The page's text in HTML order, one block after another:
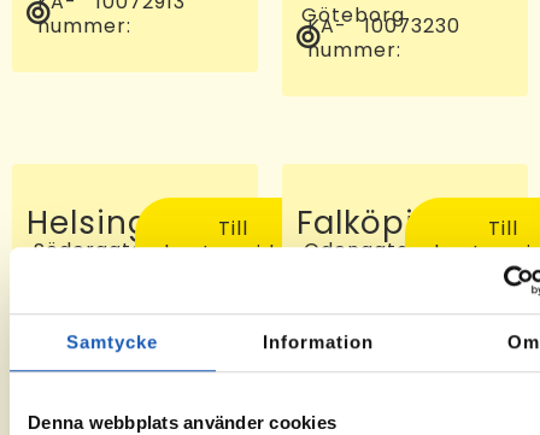
Samtycke Information Om
Denna webbplats använder cookies
nummer:
Göteborg
KA-
nummer:
10073230
Helsingborg
Södergatan
KA-
nummer:
-6
Till
kontorssidan
Falköping
Odengatan
Falköping
KA-
nummer:
10072810
Till